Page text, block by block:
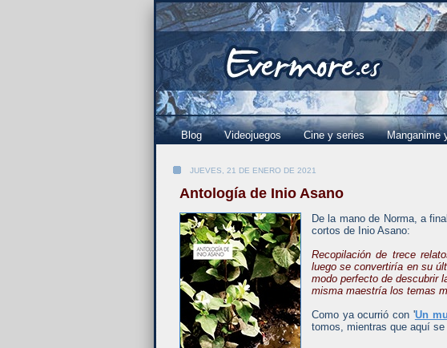
Blog Videojuegos Cine y series Manganime
JUEVES, 21 DE ENERO DE 2021
Antología de Inio Asano
De la mano de Norma, a
cortos de Inio Asano:
Recopilación de trece
luego se convertiría en su
modo perfecto de descubrir
misma maestría los temas
Como ya ocurrió con 'Un
tomos, mientras que aquí